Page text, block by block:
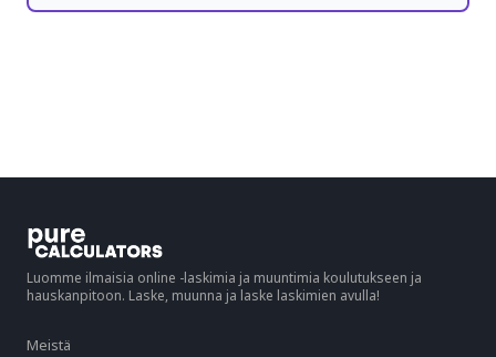
Luomme ilmaisia online -laskimia ja muuntimia koulutukseen ja
hauskanpitoon. Laske, muunna ja laske laskimien avulla!
Meistä